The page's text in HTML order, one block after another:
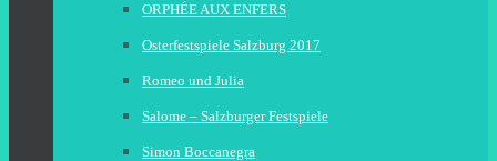
ORPHÉE AUX ENFERS
Osterfestspiele Salzburg 2017
Romeo und Julia
Salome – Salzburger Festspiele
Simon Boccanegra